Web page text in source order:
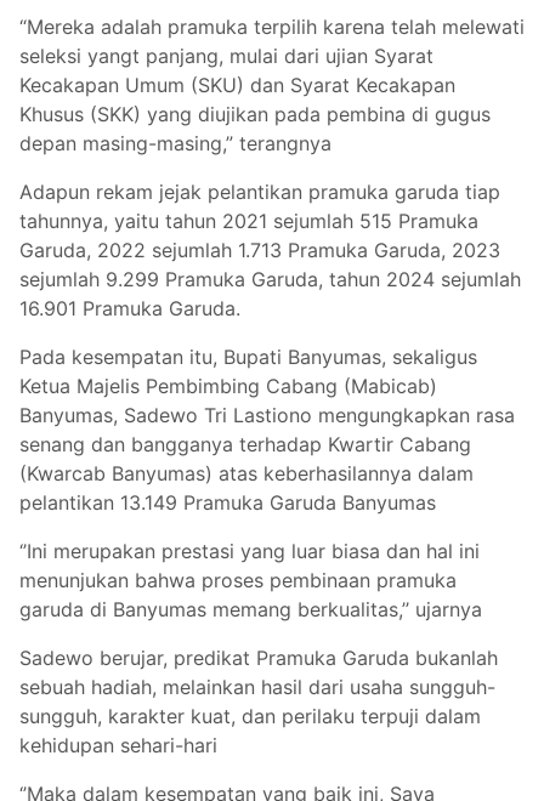
“Mereka adalah pramuka terpilih karena telah melewati
seleksi yangt panjang, mulai dari ujian Syarat
Kecakapan Umum (SKU) dan Syarat Kecakapan
Khusus (SKK) yang diujikan pada pembina di gugus
depan masing-masing,” terangnya
Adapun rekam jejak pelantikan pramuka garuda tiap
tahunnya, yaitu tahun 2021 sejumlah 515 Pramuka
Garuda, 2022 sejumlah 1.713 Pramuka Garuda, 2023
sejumlah 9.299 Pramuka Garuda, tahun 2024 sejumlah
16.901 Pramuka Garuda.
Pada kesempatan itu, Bupati Banyumas, sekaligus
Ketua Majelis Pembimbing Cabang (Mabicab)
Banyumas, Sadewo Tri Lastiono mengungkapkan rasa
senang dan bangganya terhadap Kwartir Cabang
(Kwarcab Banyumas) atas keberhasilannya dalam
pelantikan 13.149 Pramuka Garuda Banyumas
‘’Ini merupakan prestasi yang luar biasa dan hal ini
menunjukan bahwa proses pembinaan pramuka
garuda di Banyumas memang berkualitas,’’ ujarnya
Sadewo berujar, predikat Pramuka Garuda bukanlah
sebuah hadiah, melainkan hasil dari usaha sungguh-
sungguh, karakter kuat, dan perilaku terpuji dalam
kehidupan sehari-hari
‘’Maka dalam kesempatan yang baik ini, Saya